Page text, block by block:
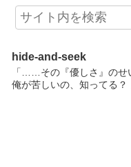
hide-and-seek
「……その『優しさ』のせ
俺が苦しいの、知ってる？